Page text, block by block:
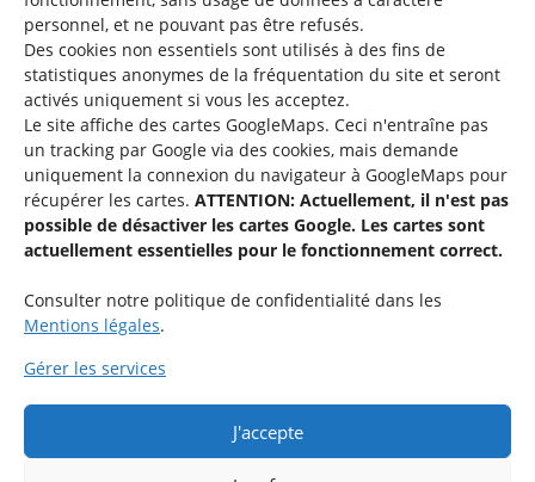
personnel, et ne pouvant pas être refusés.
Des cookies non essentiels sont utilisés à des fins de
statistiques anonymes de la fréquentation du site et seront
activés uniquement si vous les acceptez.
Le site affiche des cartes GoogleMaps. Ceci n'entraîne pas
un tracking par Google via des cookies, mais demande
uniquement la connexion du navigateur à GoogleMaps pour
récupérer les cartes. ATTENTION: Actuellement, il n'est pas
possible de désactiver les cartes Google. Les cartes sont
actuellement essentielles pour le fonctionnement correct.
Consulter notre politique de confidentialité dans les
Mentions légales.
Gérer les services
J'accepte
Une offre du
48-50 rue Charles Martel
QUESTIONS ?
Si vous avez des questions par rapport à une activité spécifique,